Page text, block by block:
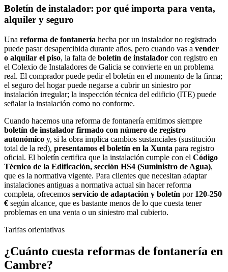
Boletín de instalador: por qué importa para venta,
alquiler y seguro
Una reforma de fontanería hecha por un instalador no registrado
puede pasar desapercibida durante años, pero cuando vas a vender
o alquilar el piso, la falta de boletín de instalador con registro en
el Colexio de Instaladores de Galicia se convierte en un problema
real. El comprador puede pedir el boletín en el momento de la firma;
el seguro del hogar puede negarse a cubrir un siniestro por
instalación irregular; la inspección técnica del edificio (ITE) puede
señalar la instalación como no conforme.
Cuando hacemos una reforma de fontanería emitimos siempre
boletín de instalador firmado con número de registro
autonómico y, si la obra implica cambios sustanciales (sustitución
total de la red), presentamos el boletín en la Xunta para registro
oficial. El boletín certifica que la instalación cumple con el Código
Técnico de la Edificación, sección HS4 (Suministro de Agua),
que es la normativa vigente. Para clientes que necesitan adaptar
instalaciones antiguas a normativa actual sin hacer reforma
completa, ofrecemos servicio de adaptación y boletín por 120-250
€ según alcance, que es bastante menos de lo que cuesta tener
problemas en una venta o un siniestro mal cubierto.
Tarifas orientativas
¿Cuánto cuesta reformas de fontanería en
Cambre?